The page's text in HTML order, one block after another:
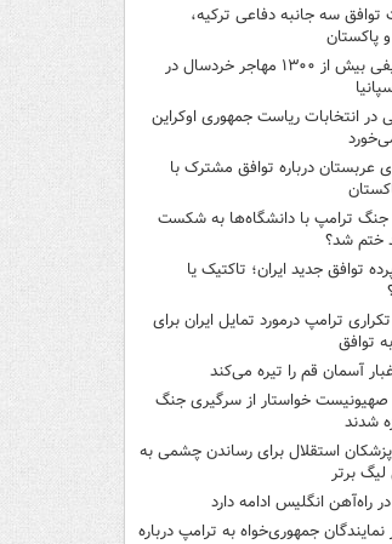
توافق سه جانبه دفاعی ترکیه،
پاکستان
بلاتکلیفی بیش از ۱۳۰۰ مهاجر خردسال در
در انتخابات ریاست جمهوری اوکراین
عربستان درباره توافق مشترک با
جنگ ترامپ با دانشگاه‌ها به شکست
ختم شد؟
توافق جدید ایران؛ تاکتیک یا
ترامپ درمورد تمایل ایران برای
توافق
آسمان قم را تیره می‌کند
صهیونیست خواستار از سرگیری جنگ
شدند
استقلال برای رساندن چشمی به
برتر
راه‌آهن انگلیس ادامه دارد
جمهوری‌خواه به ترامپ درباره